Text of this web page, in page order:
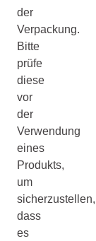
der
Verpackung.
Bitte
prüfe
diese
vor
der
Verwendung
eines
Produkts,
um
sicherzustellen,
dass
es